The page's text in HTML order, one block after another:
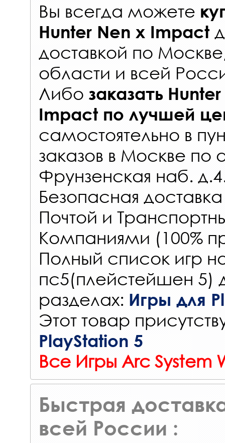
Вы всегда можете
Hunter Nen x Impact
доставкой по
области и всей
Либо заказать
Impact по лучшей
самостоятельно в
заказов в Москве по
Фрунзенская наб.
Безопасная
Почтой и
Компаниями (100%
Полный список игр
пс5(плейстейшен 5)
разделах: Игры для
Этот товар
PlayStation 5
Все Игры Arc System
Быстрая
всей России :